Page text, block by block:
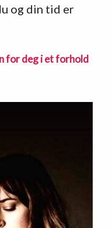
og din tid er
for deg i et forhold